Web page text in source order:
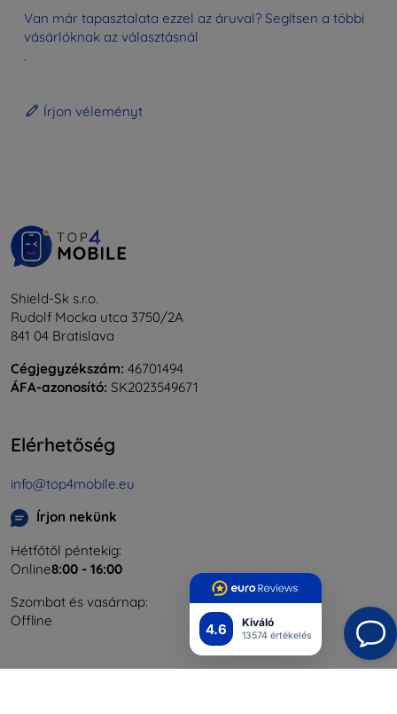
4.6 Kiváló
13574 értékelés
Van már tapasztalata ezzel az áruval? Segítsen a többi
vásárlóknak az választásnál
.
Írjon véleményt
Shield-Sk s.r.o.
Rudolf Mocka utca 3750/2A
841 04 Bratislava
Cégjegyzékszám: 46701494
ÁFA-azonosító: SK2023549671
Elérhetőség
info@top4mobile.eu
Írjon nekünk
Hétfőtől péntekig:
Online8:00 - 16:00
Szombat és vasárnap:
Offline